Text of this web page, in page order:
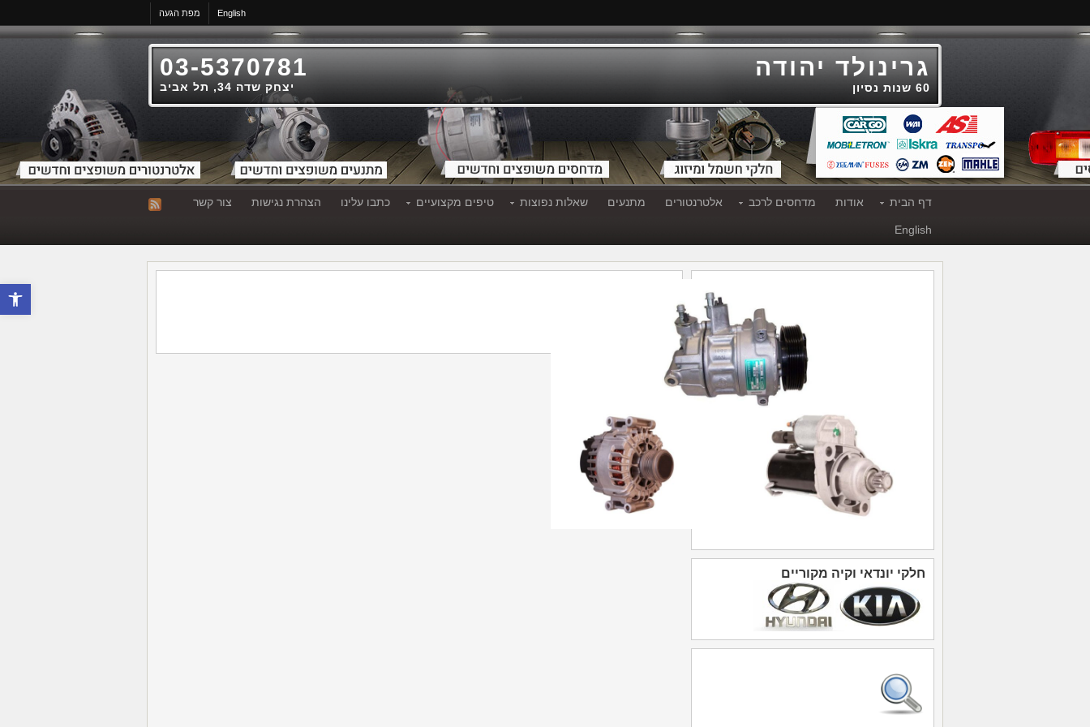
English מפת הגעה
גרינולד יהודה 03-5370781
60 שנות נסיון יצחק שדה 34, תל אביב
דף הבית אודות מדחסים לרכב אלטרנטורים מתנעים שאלות נפוצות טיפים מקצועיים כתבו עלינו הצהרת נגישות צור קשר
English
חלקי יונדאי וקיה מקוריים
פתח